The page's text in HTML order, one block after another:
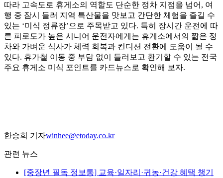
따라 고속도로 휴게소의 역할도 단순한 정차 지점을 넘어, 여
행 중 잠시 들러 지역 특산물을 맛보고 간단한 체험을 즐길 수
있는 ‘미식 정류장’으로 주목받고 있다. 특히 장시간 운전에 따
른 피로도가 높은 시니어 운전자에게는 휴게소에서의 짧은 정
차와 가벼운 식사가 체력 회복과 컨디션 전환에 도움이 될 수
있다. 휴가철 이동 중 부담 없이 들러보고 환기할 수 있는 전국
주요 휴게소 미식 포인트를 카드뉴스로 확인해 보자.
한승희 기자winhee@etoday.co.kr
관련 뉴스
[중장년 필독 정보통] 교육·일자리·귀농·건강 혜택 챙기